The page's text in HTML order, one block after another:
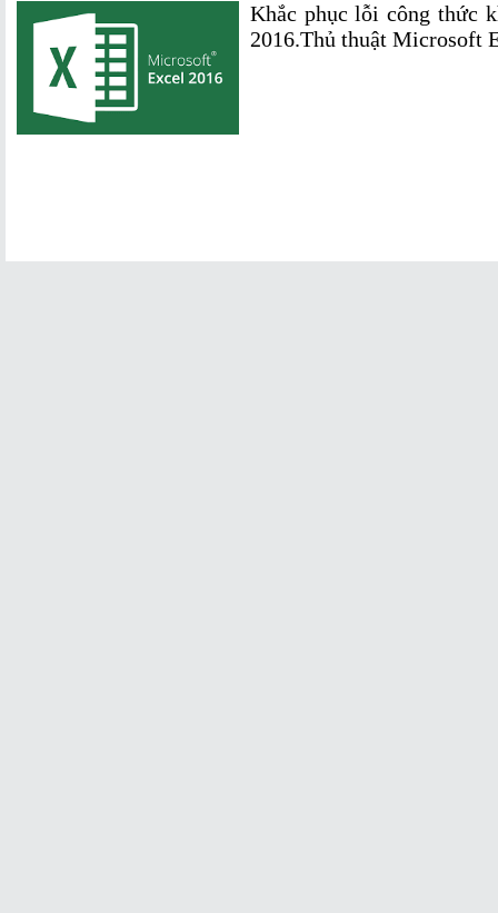
Khắc phục lỗi công thức
2016.Thủ thuật Microsoft